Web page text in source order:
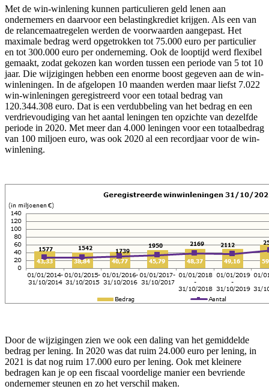
Met de win-winlening kunnen particulieren geld lenen aan
ondernemers en daarvoor een belastingkrediet krijgen. Als een van
de relancemaatregelen werden de voorwaarden aangepast. Het
maximale bedrag werd opgetrokken tot 75.000 euro per particulier
en tot 300.000 euro per onderneming. Ook de looptijd werd flexibel
gemaakt, zodat gekozen kan worden tussen een periode van 5 tot 10
jaar. Die wijzigingen hebben een enorme boost gegeven aan de win-
winleningen. In de afgelopen 10 maanden werden maar liefst 7.022
win-winleningen geregistreerd voor een totaal bedrag van
120.344.308 euro. Dat is een verdubbeling van het bedrag en een
verdrievoudiging van het aantal leningen ten opzichte van dezelfde
periode in 2020. Met meer dan 4.000 leningen voor een totaalbedrag
van 100 miljoen euro, was ook 2020 al een recordjaar voor de win-
winlening.
Door de wijzigingen zien we ook een daling van het gemiddelde
bedrag per lening. In 2020 was dat ruim 24.000 euro per lening, in
2021 is dat nog ruim 17.000 euro per lening. Ook met kleinere
bedragen kan je op een fiscaal voordelige manier een bevriende
ondernemer steunen en zo het verschil maken.